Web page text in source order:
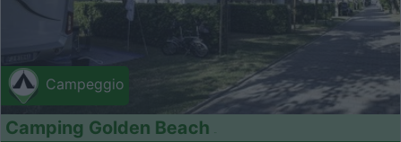
Campeggio
Camping Golden Beach